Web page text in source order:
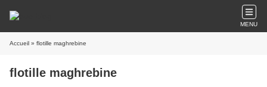
MENU
Accueil » flotille maghrebine
flotille maghrebine